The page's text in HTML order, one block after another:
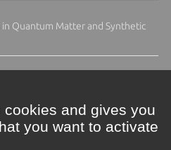
Quantum Matter and Synthetic
and gives you
you want to activate